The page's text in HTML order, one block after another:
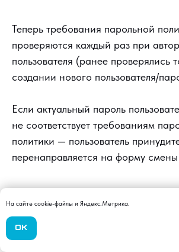
Теперь требования парольной
проверяются каждый раз при
пользователя (ранее проверялись
создании нового пользователя/
Если актуальный пароль
не соответствует требованиям
политики — пользователь
перенаправляется на форму
Система
На сайте cookie-файлы и Яндекс.Метрика.
ОК